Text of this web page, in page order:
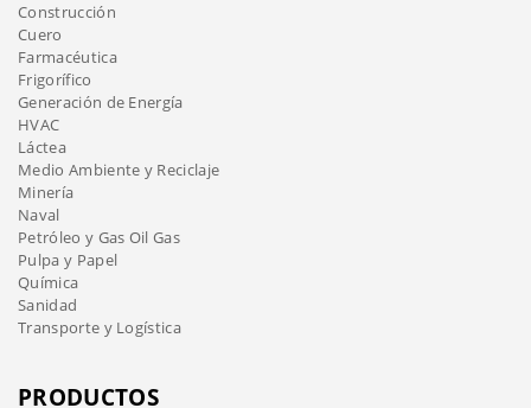
Construcción
Cuero
Farmacéutica
Frigorífico
Generación de Energía
HVAC
Láctea
Medio Ambiente y Reciclaje
Minería
Naval
Petróleo y Gas Oil Gas
Pulpa y Papel
Química
Sanidad
Transporte y Logística
PRODUCTOS